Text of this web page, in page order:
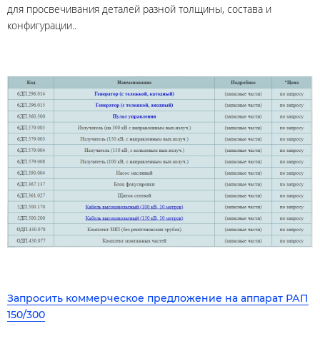
для просвечивания деталей разной толщины, состава и
конфигурации..​
Запросить коммерческое предложение на аппарат РАП
150/300